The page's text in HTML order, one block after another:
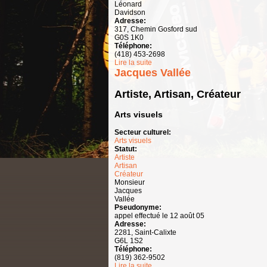
Léonard
Davidson
Adresse:
317, Chemin Gosford sud
G0S 1K0
Téléphone:
(418) 453-2698
Lire la suite
Jacques Vallée
Artiste, Artisan, Créateur
Arts visuels
Secteur culturel:
Arts visuels
Statut:
Artiste
Artisan
Créateur
Monsieur
Jacques
Vallée
Pseudonyme:
appel effectué le 12 août 05
Adresse:
2281, Saint-Calixte
G6L 1S2
Téléphone:
(819) 362-9502